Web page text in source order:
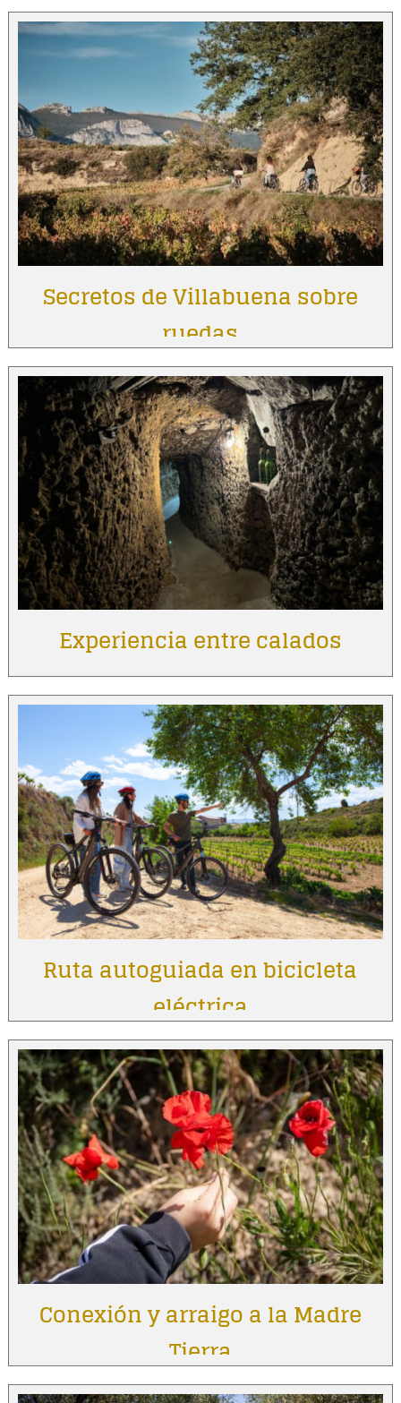
Secretos de Villabuena sobre
ruedas
Experiencia entre calados
Ruta autoguiada en bicicleta
eléctrica
Conexión y arraigo a la Madre
Tierra